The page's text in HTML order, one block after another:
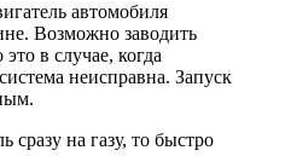
автомобиля
Возможно заводить
это в случае, когда
неисправна. Запуск
сразу на газу, то быстро